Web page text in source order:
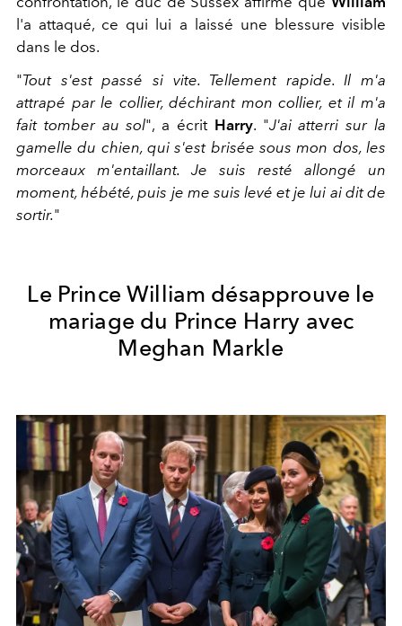
l'a attaqué, ce qui lui a laissé une blessure visible
dans le dos.
"Tout s'est passé si vite. Tellement rapide. Il m'a
attrapé par le collier, déchirant mon collier, et il m'a
fait tomber au sol", a écrit Harry. "J'ai atterri sur la
gamelle du chien, qui s'est brisée sous mon dos, les
morceaux m'entaillant. Je suis resté allongé un
moment, hébété, puis je me suis levé et je lui ai dit de
sortir."
Le Prince William désapprouve le
mariage du Prince Harry avec
Meghan Markle